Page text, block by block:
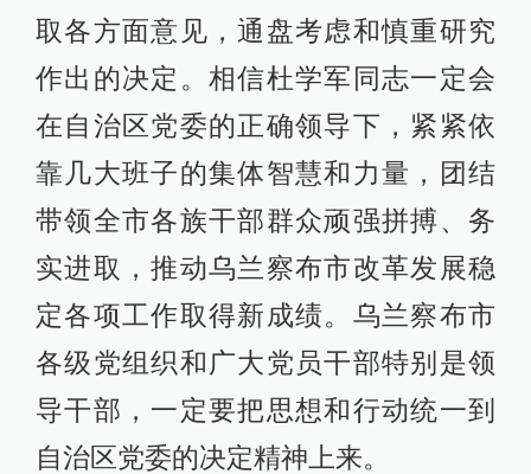
取各方面意见，通盘考虑和慎重研究
作出的决定。相信杜学军同志一定会
在自治区党委的正确领导下，紧紧依
靠几大班子的集体智慧和力量，团结
带领全市各族干部群众顽强拼搏、务
实进取，推动乌兰察布市改革发展稳
定各项工作取得新成绩。乌兰察布市
各级党组织和广大党员干部特别是领
导干部，一定要把思想和行动统一到
自治区党委的决定精神上来。